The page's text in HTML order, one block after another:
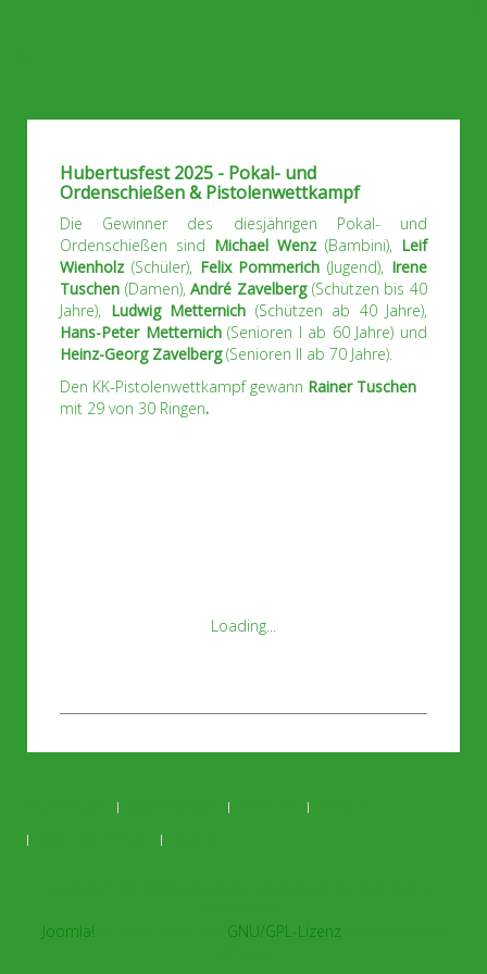
Hubertusfest 2025 - Pokal- und
Ordenschießen & Pistolenwettkampf
Die Gewinner des diesjährigen Pokal- und
Ordenschießen sind Michael Wenz(Bambini), Leif
Wienholz(Schüler), Felix Pommerich (Jugend), Irene
Tuschen (Damen),André Zavelberg(Schützen bis 40
Jahre), Ludwig Metternich (Schützen ab 40 Jahre),
Hans-Peter Metternich(Senioren I ab 60 Jahre) und
Heinz-Georg Zavelberg(Senioren II ab 70 Jahre).
Den KK-Pistolenwettkampf gewann Rainer Tuschen
mit 29 von 30 Ringen.
Loading...
Joomla!
GNU/GPL-Lizenz